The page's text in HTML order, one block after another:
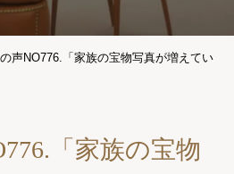
声NO776.「家族の宝物写真が増えてい
「家族の宝物